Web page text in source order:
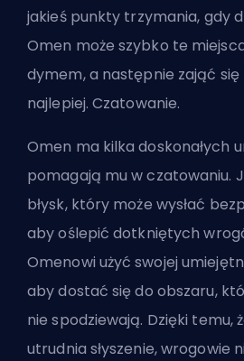
jakieś punkty trzymania, gdy
Omen może szybko te
dymem, a następnie zająć
najlepiej. Czatowanie.
Omen ma kilka doskonałych
pomagają mu w czatowaniu.
błysk, który może wysłać
aby oślepić dotkniętych
Omenowi użyć swojej
aby dostać się do obszaru,
nie spodziewają. Dzięki temu,
utrudnia słyszenie, wrogowie